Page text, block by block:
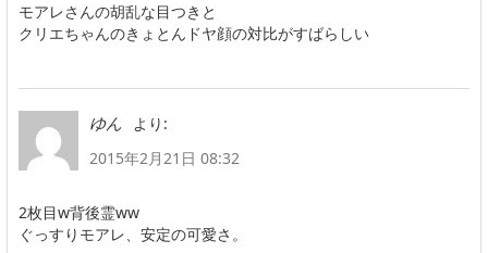
モアレさんの胡乱な目つきと
クリエちゃんのきょとんドヤ顔の対比がすばらしい
ゆん
より:
2015年2月21日 08:32
2枚目w背後霊ww
ぐっすりモアレ、安定の可愛さ。